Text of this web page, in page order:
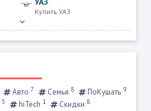
Купить УАЗ
Авто 7 Семья 8 ПоКушать 9
5 hiTech 1 Скидки 8